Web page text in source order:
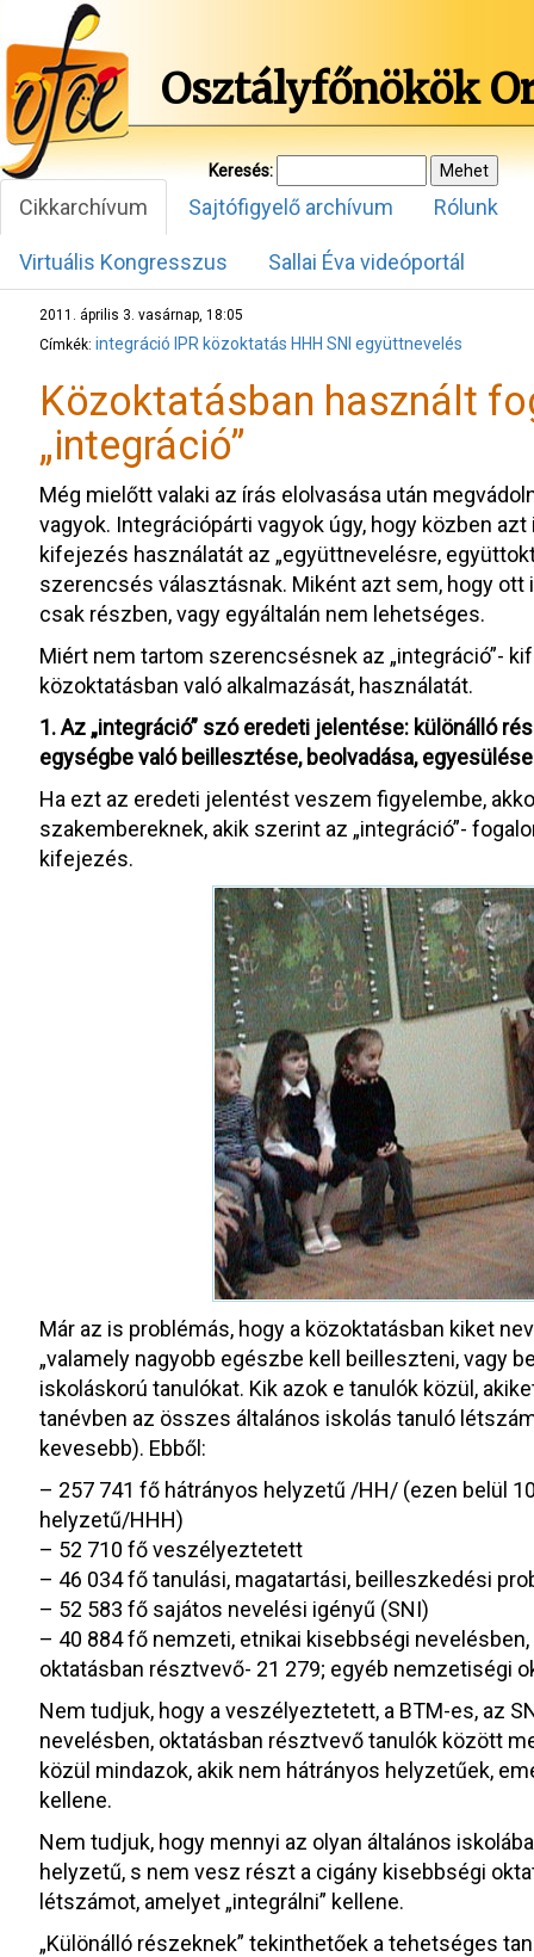
Osztályfőnökök
Keresés:
Cikkarchívum Sajtófigyelő archívum Rólunk
Virtuális Kongresszus Sallai Éva videóportál
2011. április 3. vasárnap, 18:05
Címkék: integráció IPR közoktatás HHH SNI együttnevelés
Közoktatásban használt
„integráció”
Még mielőtt valaki az írás elolvasása után
vagyok. Integrációpárti vagyok úgy, hogy közben
kifejezés használatát az „együttnevelésre,
szerencsés választásnak. Miként azt sem, hogy
csak részben, vagy egyáltalán nem lehetséges.
Miért nem tartom szerencsésnek az „integráció”-
közoktatásban való alkalmazását, használatát.
1. Az „integráció” szó eredeti jelentése: különálló
egységbe való beillesztése, beolvadása,
Ha ezt az eredeti jelentést veszem figyelembe,
szakembereknek, akik szerint az „integráció”-
kifejezés.
Már az is problémás, hogy a közoktatásban kiket
„valamely nagyobb egészbe kell beilleszteni, vagy
iskoláskorú tanulókat. Kik azok e tanulók közül,
tanévben az összes általános iskolás tanuló
kevesebb). Ebből:
– 257 741 fő hátrányos helyzetű /HH/ (ezen belül
helyzetű/HHH)
– 52 710 fő veszélyeztetett
– 46 034 fő tanulási, magatartási, beilleszkedési
– 52 583 fő sajátos nevelési igényű (SNI)
– 40 884 fő nemzeti, etnikai kisebbségi
oktatásban résztvevő- 21 279; egyéb nemzetiségi
Nem tudjuk, hogy a veszélyeztetett, a BTM-es, az
nevelésben, oktatásban résztvevő tanulók között
közül mindazok, akik nem hátrányos helyzetűek,
kellene.
Nem tudjuk, hogy mennyi az olyan általános
helyzetű, s nem vesz részt a cigány kisebbségi
létszámot, amelyet „integrálni” kellene.
„Különálló részeknek” tekinthetőek a tehetséges